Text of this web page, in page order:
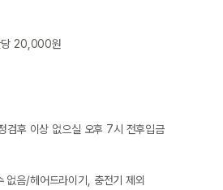
당 20,000원
후 이상 없으실 오후 7시 전후입금
없음/헤어드라이기, 충전기 제외